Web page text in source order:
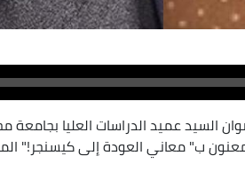
السيد عميد الدراسات العليا بجامعة
ب" معاني العودة إلى كيسنجر!"